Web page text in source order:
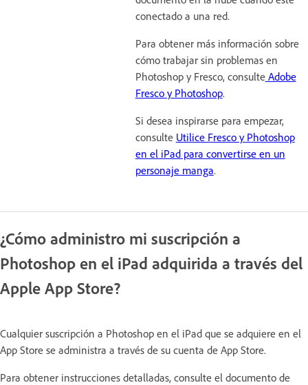
conectado a una red.
Para obtener más información sobre
cómo trabajar sin problemas en
Photoshop y Fresco, consulteAdobe
Fresco y Photoshop.
Si desea inspirarse para empezar,
consulte Utilice Fresco y Photoshop
en el iPad para convertirse en un
personaje manga.
¿Cómo administro mi suscripción a
Photoshop en el iPad adquirida a través del
Apple App Store?
Cualquier suscripción a Photoshop en el iPad que se adquiere en el
App Store se administra a través de su cuenta de App Store.
Para obtener instrucciones detalladas, consulte el documento de